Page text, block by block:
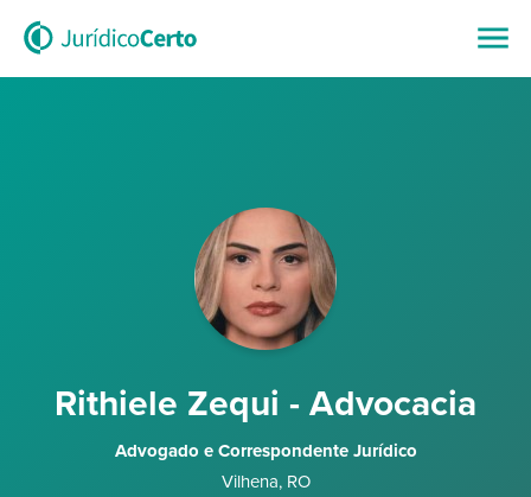
Rithiele Zequi - Advocacia
Advogado e Correspondente Jurídico
Vilhena, RO